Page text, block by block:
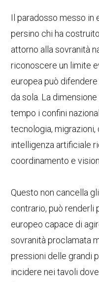
Il paradosso messo in
persino chi ha
attorno alla sovranità
riconoscere un limite
europea può
da sola. La
tempo i confini
tecnologia,
intelligenza artificiale
coordinamento e
Questo non cancella
contrario, può renderli
europeo capace di
sovranità proclamata
pressioni delle grandi
incidere nei tavoli